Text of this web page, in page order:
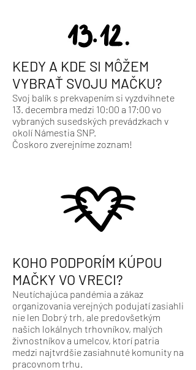
KEDY A KDE SI MÔŽEM
VYBRAŤ SVOJU MAČKU?
Svoj balík s prekvapením si vyzdvihnete
13. decembra medzi 10:00 a 17:00 vo
vybraných susedských prevádzkach v
okolí Námestia SNP.
Čoskoro zverejníme zoznam!
KOHO PODPORÍM KÚPOU
MAČKY VO VRECI?
Neutíchajúca pandémia a zákaz
organizovania verejných podujatí zasiahli
nie len Dobrý trh, ale predovšetkým
našich lokálnych trhovníkov, malých
živnostníkov a umelcov, ktorí patria
medzi najtvrdšie zasiahnuté komunity na
pracovnom trhu.